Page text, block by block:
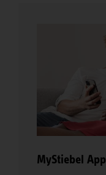
MyStiebel App